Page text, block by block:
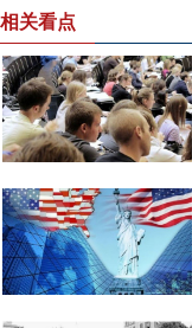
相关看点